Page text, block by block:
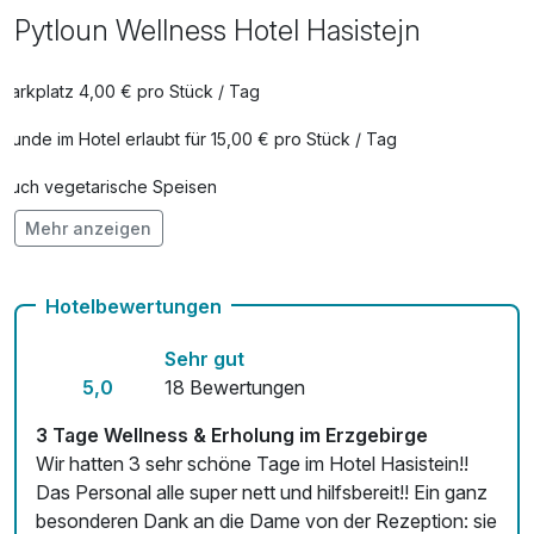
Pytloun Wellness Hotel Hasistejn
Parkplatz 4,00 € pro Stück / Tag
Hunde im Hotel erlaubt für 15,00 € pro Stück / Tag
Auch vegetarische Speisen
Kostenloses W-LAN
Mehr anzeigen
Hotelbewertungen
5,0
Sehr gut
18 Bewertungen
3 Tage Wellness & Erholung im Erzgebirge
Wir hatten 3 sehr schöne Tage im Hotel Hasistein!!
Das Personal alle super nett und hilfsbereit!! Ein ganz
besonderen Dank an die Dame von der Rezeption: sie